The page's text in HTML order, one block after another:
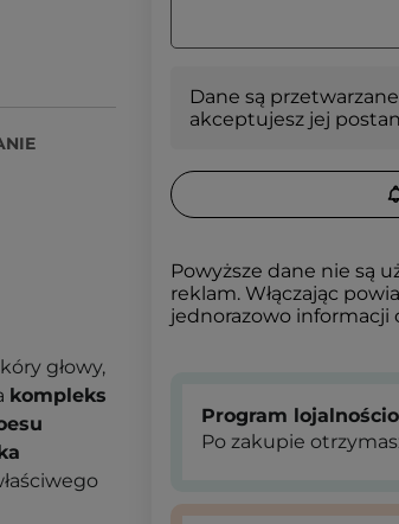
głowy,
kompleks
Dane są
akceptujesz jej
Powyższe dane nie są
reklam. Włączając
jednorazowo
Program
Po zakupie